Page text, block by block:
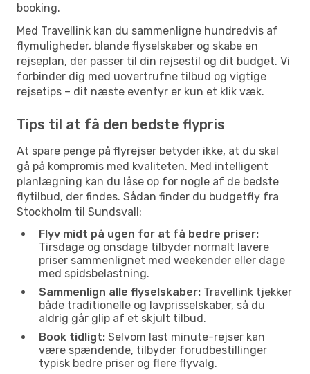
booking.
Med Travellink kan du sammenligne hundredvis af
flymuligheder, blande flyselskaber og skabe en
rejseplan, der passer til din rejsestil og dit budget. Vi
forbinder dig med uovertrufne tilbud og vigtige
rejsetips – dit næste eventyr er kun et klik væk.
Tips til at få den bedste flypris
At spare penge på flyrejser betyder ikke, at du skal
gå på kompromis med kvaliteten. Med intelligent
planlægning kan du låse op for nogle af de bedste
flytilbud, der findes. Sådan finder du budgetfly fra
Stockholm til Sundsvall:
Flyv midt på ugen for at få bedre priser:
Tirsdage og onsdage tilbyder normalt lavere
priser sammenlignet med weekender eller dage
med spidsbelastning.
Sammenlign alle flyselskaber: Travellink tjekker
både traditionelle og lavprisselskaber, så du
aldrig går glip af et skjult tilbud.
Book tidligt: Selvom last minute-rejser kan
være spændende, tilbyder forudbestillinger
typisk bedre priser og flere flyvalg.